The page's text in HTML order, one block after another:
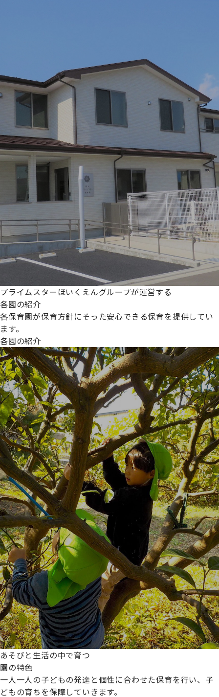
プライムスターほいくえんグループが運営する
各園の紹介
各保育園が保育方針にそった安心できる保育を提供してい
ます。
各園の紹介
あそびと生活の中で育つ
園の特色
一人一人の子どもの発達と個性に合わせた保育を行い、子
どもの育ちを保障していきます。